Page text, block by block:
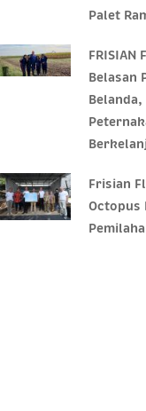
Palet
FRISIAN
Belasan
Frisian
Octopus